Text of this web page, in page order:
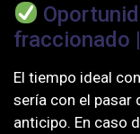
fraccionado
El tiempo ideal
serí­a con el pasar
anticipo. En caso